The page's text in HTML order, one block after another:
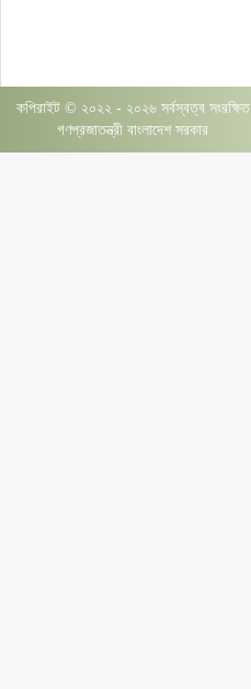
কপিরাইট © ২০২২ - ২০২৬ সর্বস্বত্ব সংরক্ষিত
গণপ্রজাতন্ত্রী বাংলাদেশ সরকার